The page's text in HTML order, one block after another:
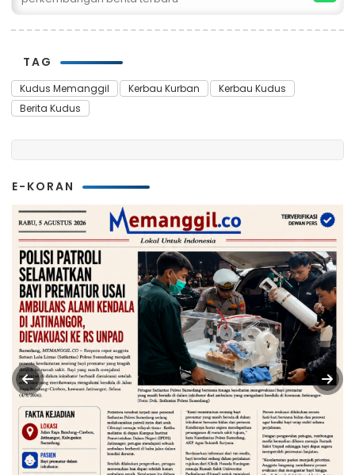
TAG
Kudus Memanggil Kerbau Kurban
Kerbau Kudus
Berita Kudus
E-KORAN